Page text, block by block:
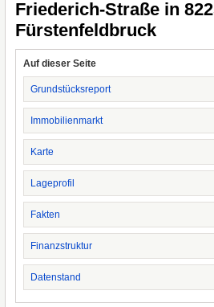
Friederich-Straße in
Fürstenfeldbruck
Auf dieser Seite
Grundstücksreport
Immobilienmarkt
Karte
Lageprofil
Fakten
Finanzstruktur
Datenstand